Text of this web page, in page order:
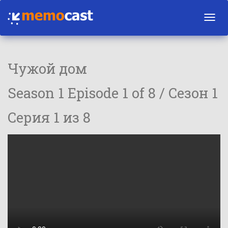
Чужой дом
Season 1 Episode 1 of 8 / Сезон 1
Серия 1 из 8